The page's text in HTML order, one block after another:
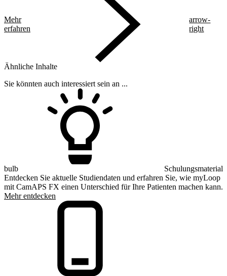
Mehr
erfahren
arrow-
right
Ähnliche Inhalte
Sie könnten auch interessiert sein an ...
bulb
Schulungsmaterial
Entdecken Sie aktuelle Studiendaten und erfahren Sie, wie myLoop
mit CamAPS FX einen Unterschied für Ihre Patienten machen kann.
Mehr entdecken